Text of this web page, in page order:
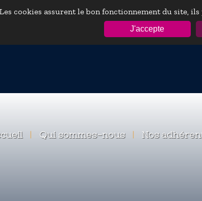
Les cookies assurent le bon fonctionnement du site,
J'accepte
| Qui sommes-nous | Nos